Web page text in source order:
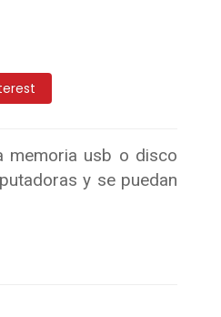
memoria usb o disco
y se puedan